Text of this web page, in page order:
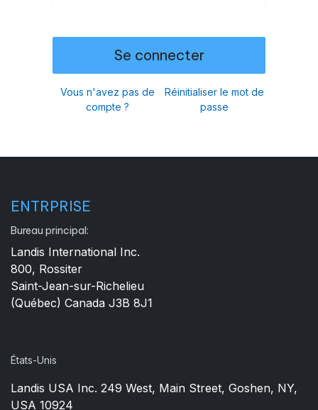
Se connecter
Vous n'avez pas de
compte ?
Réinitialiser le mot de
passe
ENTRPRISE
Bureau principal:
Landis International Inc.
800, Rossiter
Saint-Jean-sur-Richelieu
(Québec) Canada J3B 8J1
États-Unis
Landis USA Inc. 249 West, Main Street, Goshen, NY,
USA 10924